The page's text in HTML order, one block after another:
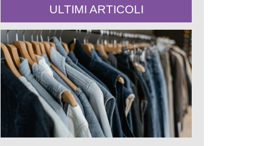
ULTIMI ARTICOLI